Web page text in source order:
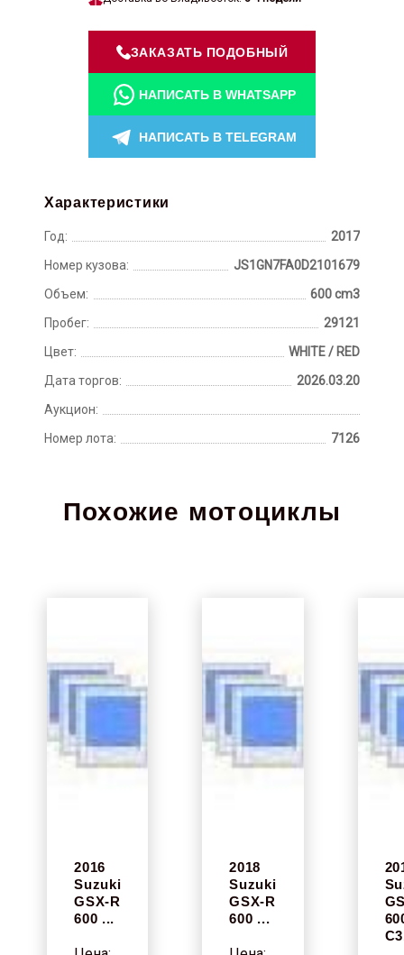
ЗАКАЗАТЬ ПОДОБНЫЙ
НАПИСАТЬ В WHATSAPP
НАПИСАТЬ В TELEGRAM
Характеристики
Год:
2017
Номер кузова:
JS1GN7FA0D2101679
Объем:
600 cm3
Пробег:
29121
Цвет:
WHITE / RED
Дата торгов:
2026.03.20
Аукцион:
Номер лота:
7126
Похожие мотоциклы
2016
Suzuki
GSX-R
600 ...
2018
Suzuki
GSX-R
600 ...